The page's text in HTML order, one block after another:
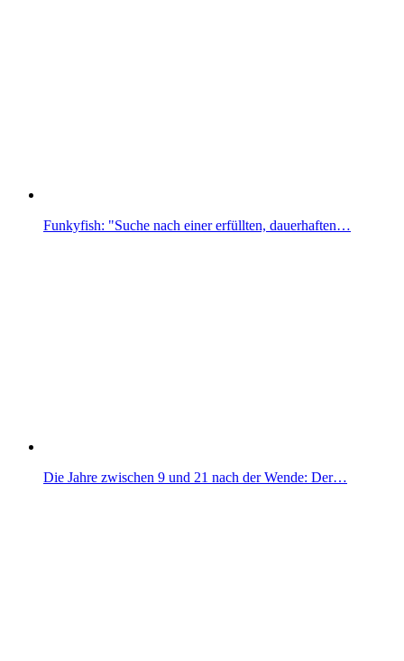
Funkyfish: "Suche nach einer erfüllten, dauerhaften…
Die Jahre zwischen 9 und 21 nach der Wende: Der…